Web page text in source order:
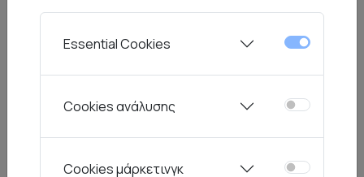
Περιγραφή Χαρακτηριστικά Συντήρηση
αισθητικής. Πρόκειται για μία σειρά που
Essential Cookies
Cookies ανάλυσης
Cookies μάρκετινγκ